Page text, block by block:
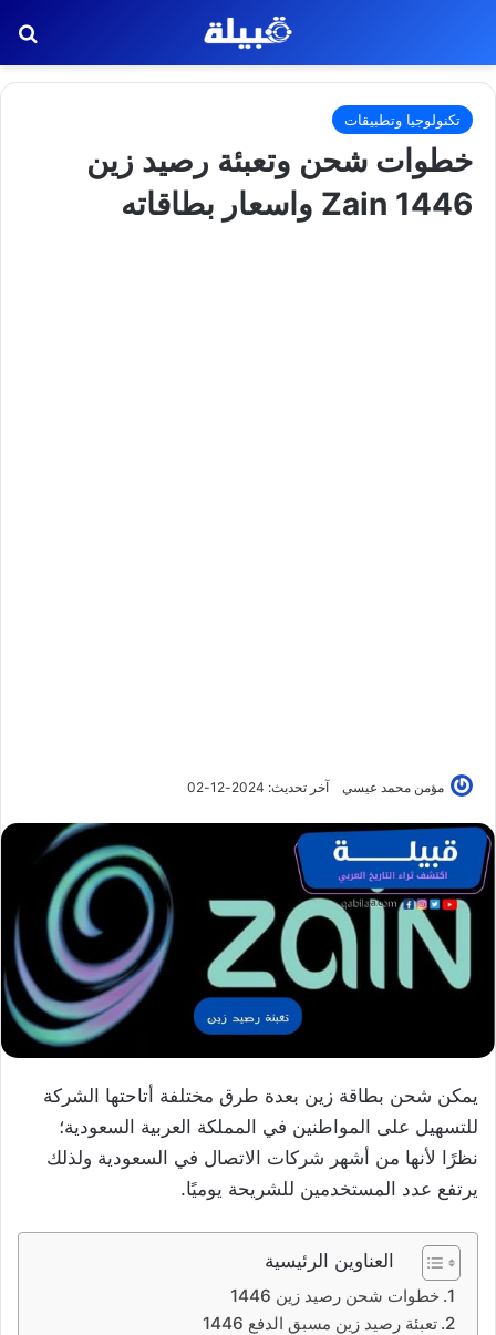
تكنولوجيا وتطبيقات
خطوات شحن وتعبئة رصيد زين
1446 Zain واسعار بطاقاته
مؤمن محمد عيسي آخر تحديث: 2024-12-02
يمكن شحن بطاقة زين بعدة طرق مختلفة أتاحتها الشركة
للتسهيل على المواطنين في المملكة العربية السعودية؛
نظرًا لأنها من أشهر شركات الاتصال في السعودية ولذلك
يرتفع عدد المستخدمين للشريحة يوميًا.
العناوين الرئيسية
خطوات شحن رصيد زين 1446
تعبئة رصيد زين مسبق الدفع 1446